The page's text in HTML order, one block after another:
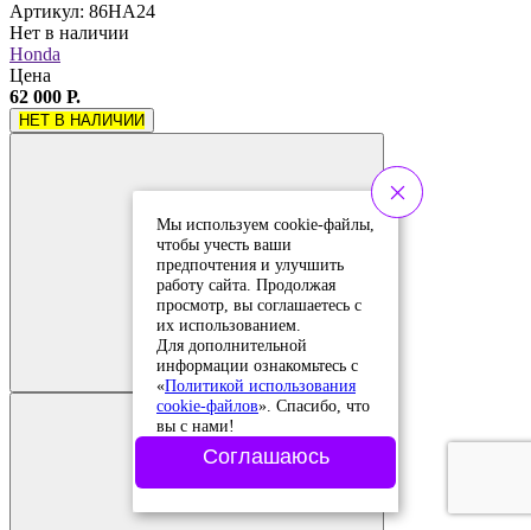
Артикул: 86HA24
Нет в наличии
Honda
Цена
62 000 Р.
НЕТ В НАЛИЧИИ
Добавить в
сравнение
Добавлено в
сравнение
Мы используем cookie-файлы,
чтобы учесть ваши
предпочтения и улучшить
работу сайта. Продолжая
просмотр, вы соглашаетесь с
их использованием.
Для дополнительной
информации ознакомьтесь с
«Политикой использования
cookie-файлов». Спасибо, что
вы с нами!
Соглашаюсь